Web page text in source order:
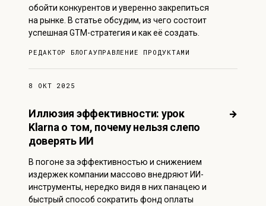
обойти конкурентов и уверенно закрепиться
на рынке. В статье обсудим, из чего состоит
успешная GTM-стратегия и как её создать.
РЕДАКТОР БЛОГАУПРАВЛЕНИЕ ПРОДУКТАМИ
8 ОКТ 2025
Иллюзия эффективности: урок
Klarna о том, почему нельзя слепо
доверять ИИ
В погоне за эффективностью и снижением
издержек компании массово внедряют ИИ-
инструменты, нередко видя в них панацею и
быстрый способ сократить фонд оплаты
→